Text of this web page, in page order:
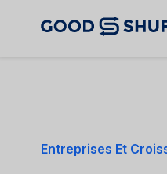
Entreprises Et